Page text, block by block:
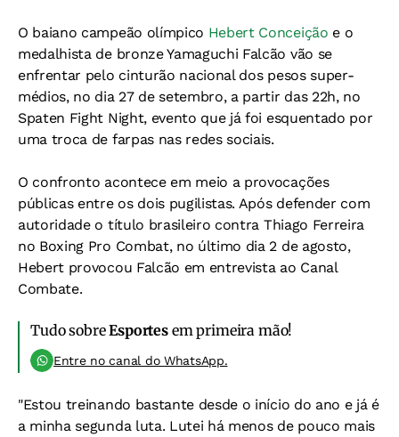
O baiano campeão olímpico Hebert Conceição e o
medalhista de bronze Yamaguchi Falcão vão se
enfrentar pelo cinturão nacional dos pesos super-
médios, no dia 27 de setembro, a partir das 22h, no
Spaten Fight Night, evento que já foi esquentado por
uma troca de farpas nas redes sociais.
O confronto acontece em meio a provocações
públicas entre os dois pugilistas. Após defender com
autoridade o título brasileiro contra Thiago Ferreira
no Boxing Pro Combat, no último dia 2 de agosto,
Hebert provocou Falcão em entrevista ao Canal
Combate.
Tudo sobreEsportesem primeira mão!
Entre no canal do WhatsApp.
"Estou treinando bastante desde o início do ano e já é
a minha segunda luta. Lutei há menos de pouco mais